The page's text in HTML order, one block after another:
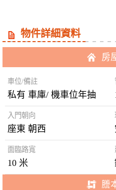
物件詳細資料
房
車位/備註
私有 車庫/ 機車位年抽
入門朝向
座東 朝西
面臨路寬
10 米
謄